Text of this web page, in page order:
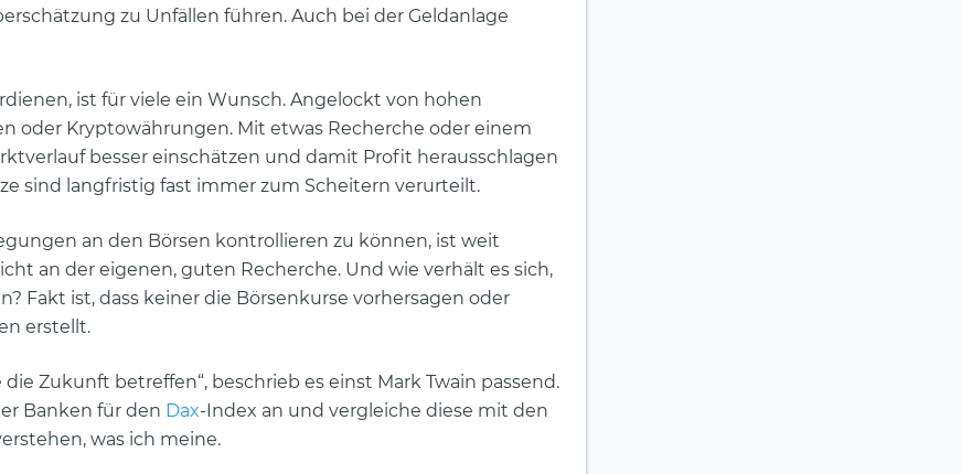
zu Unfällen führen. Auch bei der Geldanlage
ist für viele ein Wunsch. Angelockt von hohen
oder Kryptowährungen. Mit etwas Recherche oder einem
besser einschätzen und damit Profit herausschlagen
sind langfristig fast immer zum Scheitern verurteilt.
an den Börsen kontrollieren zu können, ist weit
an der eigenen, guten Recherche. Und wie verhält es sich,
Fakt ist, dass keiner die Börsenkurse vorhersagen oder
erstellt.
Zukunft betreffen“, beschrieb es einst Mark Twain passend.
Banken für den Dax-Index an und vergleiche diese mit den
was ich meine.